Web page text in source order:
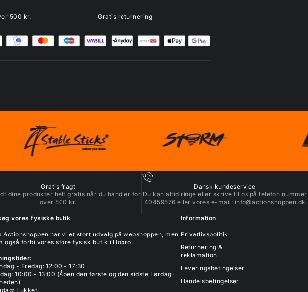
500 kr. Gratis returnering
Gratis fragt
dine produkter helt gratis når du handler for
over 500 kr.
Dansk kundeservice
Du kan altid ringe eller skrive til os på telefon nummer
40459576 eller vores e-mail: info@actionshoppen.dk
vores fysiske butik
Actionshoppen har vi et stort udvalg på webshoppen, men
også forbi vores store fysisk butik i Hobro.
- Fredag: 12:00 - 17:30
10:00 - 13:00 (Åben den første og den sidste Lørdag i
Lukket
Information
Privatlivspolitik
Returnering &
reklamation
Leveringsbetingelser
Handelsbetingelser